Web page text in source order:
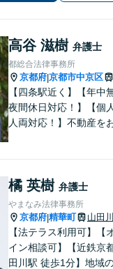
高谷 滋樹 弁護士
都総合法律事務所
京都府|京都市中京区
【四条駅近く】【年中
夜間休日対応！】【個
人両対応！】不動産を
【24時間予約受付】【
談可能】【弁護士保険（
約）全社対応いたしま
橘 英樹 弁護士
やまなみ法律事務所
京都府|精華町 山田
【法テラス利用可】【
イン相談可】【近鉄京
田川駅 徒歩1分】地域の